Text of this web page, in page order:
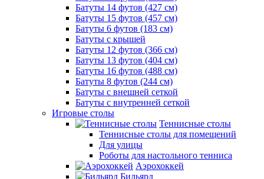
Батуты 14 футов (427 см)
Батуты 15 футов (457 см)
Батуты 6 футов (183 см)
Батуты с крышей
Батуты 12 футов (366 см)
Батуты 13 футов (404 см)
Батуты 16 футов (488 см)
Батуты 8 футов (244 см)
Батуты с внешней сеткой
Батуты с внутренней сеткой
Игровые столы
Теннисные столы
Теннисные столы для помещений
Для улицы
Роботы для настольного тенниса
Аэрохоккей
Бильярд